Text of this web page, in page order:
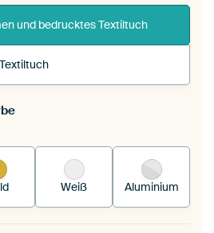
und bedrucktes Textiltuch
wechselbaren Textiltuch in
ArtFrame™.
Weiß Aluminium